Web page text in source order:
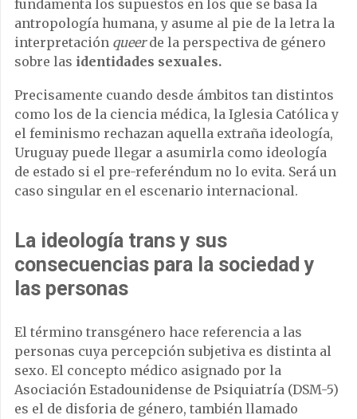
fundamenta los supuestos en los que se basa la
antropología humana, y asume al pie de la letra la
interpretación queerde la perspectiva de género
sobre las identidades sexuales.
Precisamente cuando desde ámbitos tan distintos
como los de la ciencia médica, la Iglesia Católica y
el feminismo rechazan aquella extraña ideología,
Uruguay puede llegar a asumirla como ideología
de estado si el pre-referéndum no lo evita. Será un
caso singular en el escenario internacional.
La ideología trans y sus
consecuencias para la sociedad y
las personas
El término transgénero hace referencia a las
personas cuya percepción subjetiva es distinta al
sexo. El concepto médico asignado por la
Asociación Estadounidense de Psiquiatría (DSM-5)
es el de disforia de género, también llamado